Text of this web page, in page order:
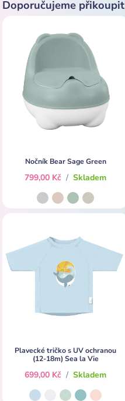
Doporučujeme přikoupit
Nočník Bear Sage Green
799,00 Kč / Skladem
Plavecké tričko s UV ochranou
(12-18m) Sea la Vie
699,00 Kč / Skladem